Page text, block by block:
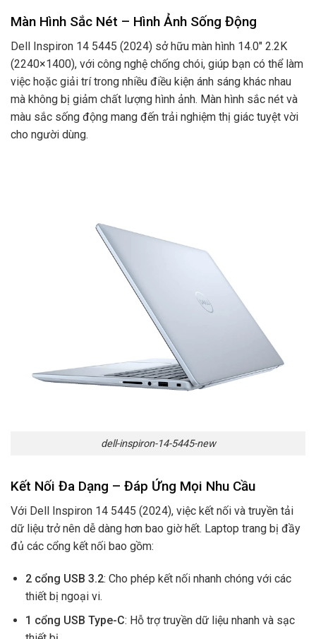
Màn Hình Sắc Nét – Hình Ảnh Sống Động
Dell Inspiron 14 5445 (2024) sở hữu màn hình 14.0″ 2.2K
(2240×1400), với công nghệ chống chói, giúp bạn có thể làm
việc hoặc giải trí trong nhiều điều kiện ánh sáng khác nhau
mà không bị giảm chất lượng hình ảnh. Màn hình sắc nét và
màu sắc sống động mang đến trải nghiệm thị giác tuyệt vời
cho người dùng.
dell-inspiron-14-5445-new
Kết Nối Đa Dạng – Đáp Ứng Mọi Nhu Cầu
Với Dell Inspiron 14 5445 (2024), việc kết nối và truyền tải
dữ liệu trở nên dễ dàng hơn bao giờ hết. Laptop trang bị đầy
đủ các cổng kết nối bao gồm:
2 cổng USB 3.2: Cho phép kết nối nhanh chóng với các
thiết bị ngoại vi.
1 cổng USB Type-C: Hỗ trợ truyền dữ liệu nhanh và sạc